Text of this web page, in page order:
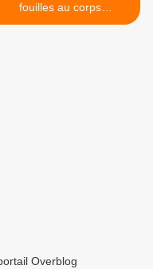
fouilles au corps
suspendues
Overblog